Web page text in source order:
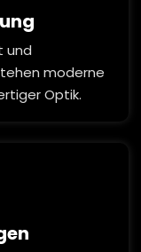
und
moderne
Optik.